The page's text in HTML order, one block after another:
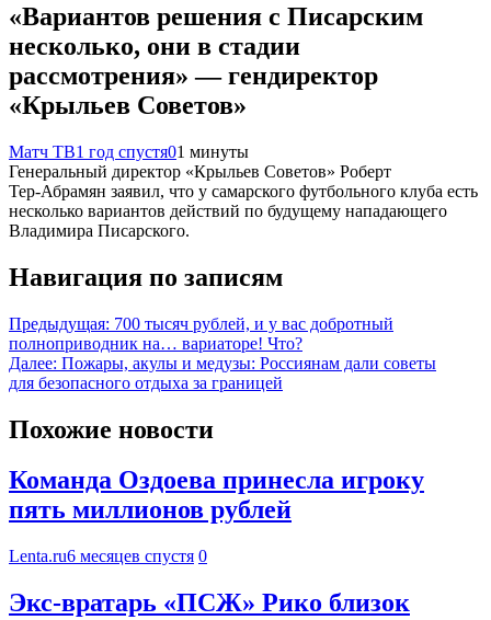
«Вариантов решения с Писарским
несколько, они в стадии
рассмотрения» — гендиректор
«Крыльев Советов»
Матч ТВ1 год спустя01 минуты
Генеральный директор «Крыльев Советов» Роберт
Тер‑Абрамян заявил, что у самарского футбольного клуба есть
несколько вариантов действий по будущему нападающего
Владимира Писарского.
Навигация по записям
Предыдущая: 700 тысяч рублей, и у вас добротный
полноприводник на… вариаторе! Что?
Далее: Пожары, акулы и медузы: Россиянам дали советы
для безопасного отдыха за границей
Похожие новости
Команда Оздоева принесла игроку
пять миллионов рублей
Lenta.ru6 месяцев спустя 0
Экс-вратарь «ПСЖ» Рико близок